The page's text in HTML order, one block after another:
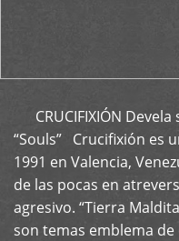
CRUCIFIXIÓN
“Souls” Crucifixión es
1991 en Valencia,
de las pocas en
agresivo. “Tierra
son temas emblema